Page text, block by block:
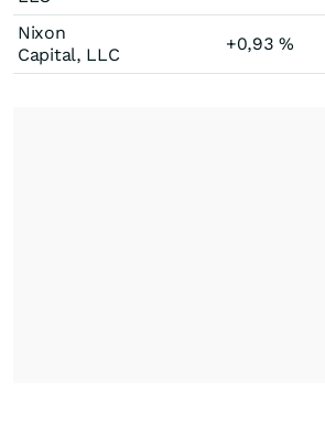
Nixon
Capital, LLC
+0,93%